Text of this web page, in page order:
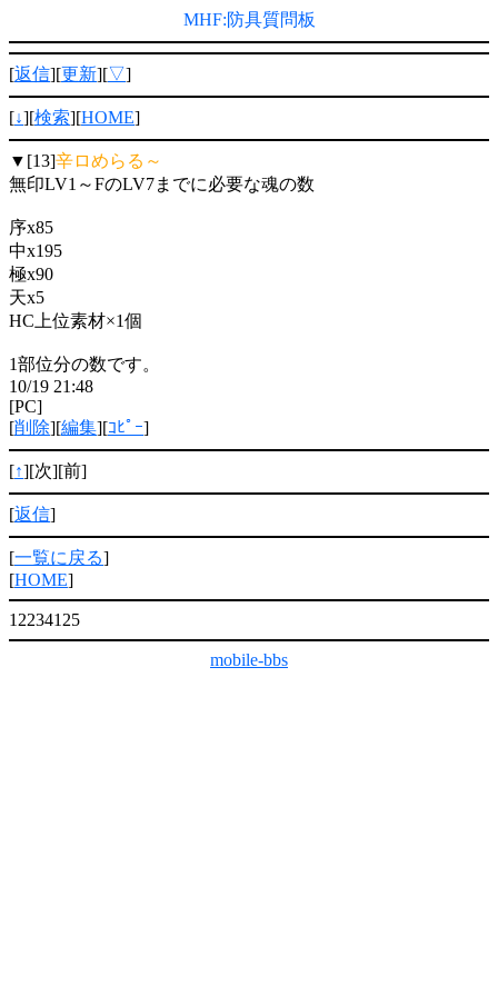
MHF:防具質問板
[返信][更新][▽]
[↓][検索][HOME]
▼[13]辛ロめらる～
無印LV1～FのLV7までに必要な魂の数
序x85
中x195
極x90
天x5
HC上位素材×1個
1部位分の数です。
10/19 21:48
[PC]
[削除][編集][ｺﾋﾟｰ]
[↑][次][前]
[返信]
[一覧に戻る]
[HOME]
12234125
mobile-bbs